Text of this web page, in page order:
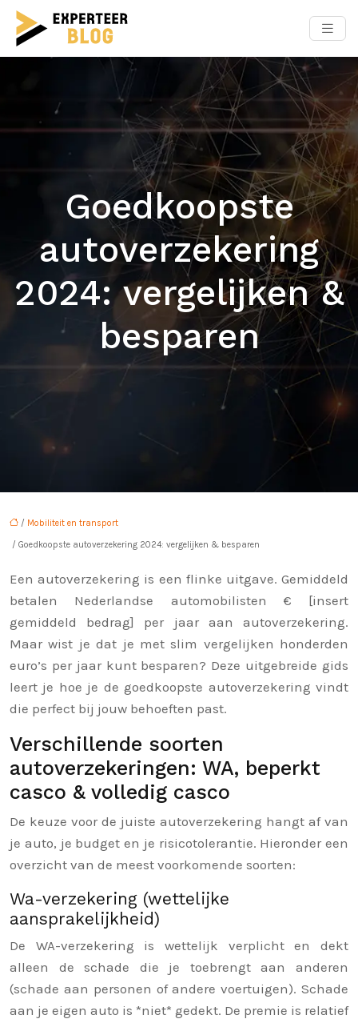
Goedkoopste
autoverzekering
2024: vergelijken &
besparen
/ Mobiliteit en transport
/ Goedkoopste autoverzekering 2024: vergelijken & besparen
Een autoverzekering is een flinke uitgave. Gemiddeld
betalen Nederlandse automobilisten € [insert
gemiddeld bedrag] per jaar aan autoverzekering.
Maar wist je dat je met slim vergelijken honderden
euro’s per jaar kunt besparen? Deze uitgebreide gids
leert je hoe je de goedkoopste autoverzekering vindt
die perfect bij jouw behoeften past.
Verschillende soorten
autoverzekeringen: WA, beperkt
casco & volledig casco
De keuze voor de juiste autoverzekering hangt af van
je auto, je budget en je risicotolerantie. Hieronder een
overzicht van de meest voorkomende soorten:
Wa-verzekering (wettelijke
aansprakelijkheid)
De WA-verzekering is wettelijk verplicht en dekt
alleen de schade die je toebrengt aan anderen
(schade aan personen of andere voertuigen). Schade
aan je eigen auto is *niet* gedekt. De premie is relatief